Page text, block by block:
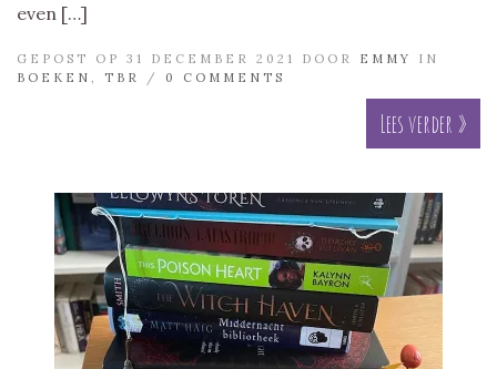
even […]
GEPOST OP 31 DECEMBER 2021 DOOR EMMY
IN
BOEKEN
TBR / 0 COMMENTS
Lees verder »